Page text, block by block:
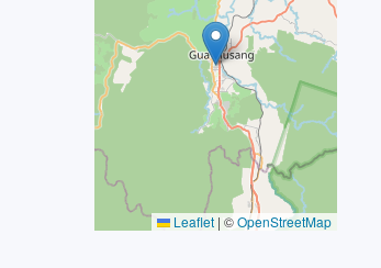
Leaflet | ©OpenStreetMap